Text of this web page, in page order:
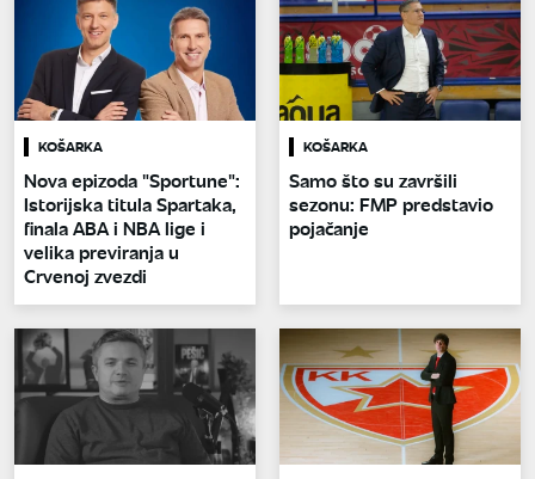
KOŠARKA
Nova epizoda "Sportune":
Istorijska titula Spartaka,
finala ABA i NBA lige i
velika previranja u
Crvenoj zvezdi
KOŠARKA
Samo što su završili
sezonu: FMP predstavio
pojačanje